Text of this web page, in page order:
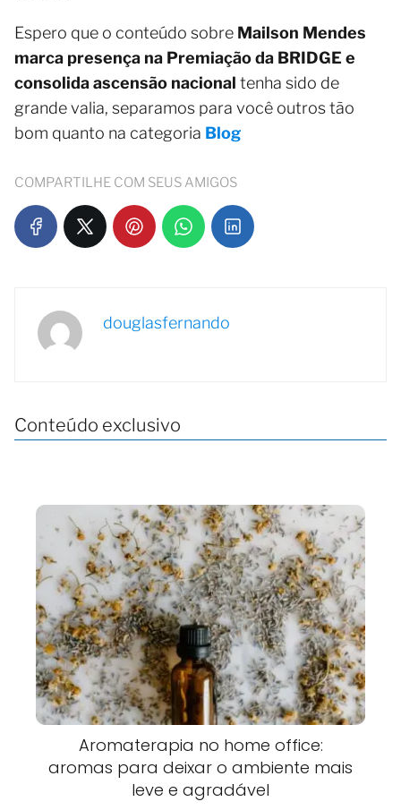
Espero que o conteúdo sobre Mailson Mendes
marca presença na Premiação da BRIDGE e
consolida ascensão nacional tenha sido de
grande valia, separamos para você outros tão
bom quanto na categoria Blog
COMPARTILHE COM SEUS AMIGOS
douglasfernando
Conteúdo exclusivo
Aromaterapia no home office:
aromas para deixar o ambiente mais
leve e agradável